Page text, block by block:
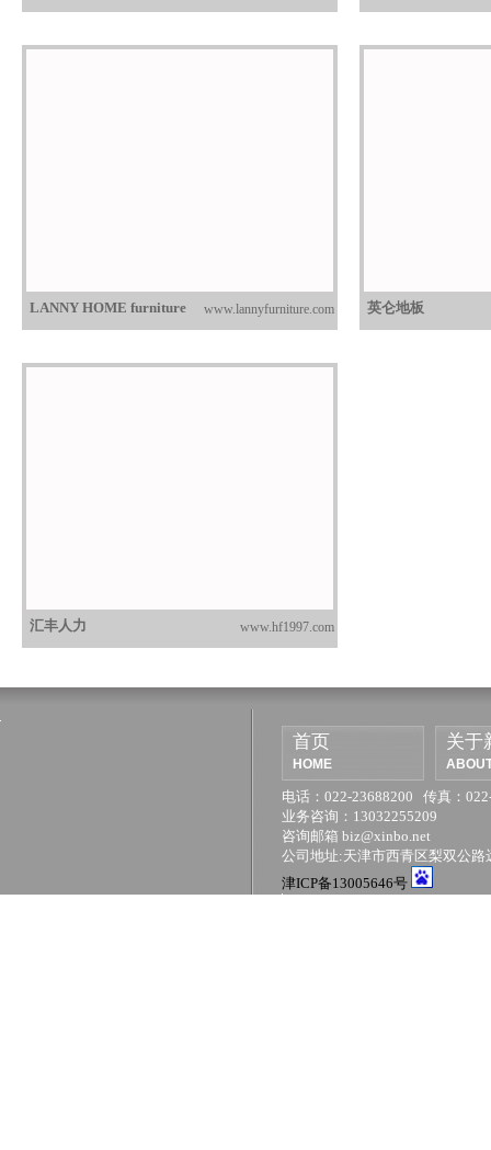
LANNY HOME furniture www.lannyfurniture.com 英仑地板
汇丰人力 www.hf1997.com
关于新博
ABOUT XINBO CUSTOMER CASE
电话：022-23688200 传真：022-23688200
公司地址:天津市西青区梨双公路远洋万和城9号楼1701（友谊南路延